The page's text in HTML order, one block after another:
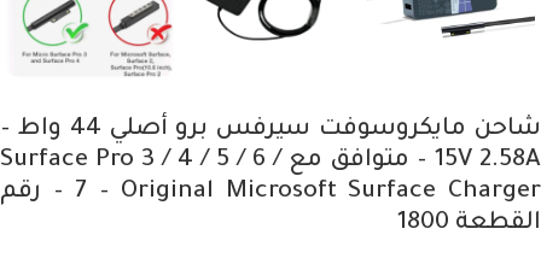
شاحن مايكروسوفت سيرفس برو أصلي 44 واط –
15V 2.58A – متوافق مع Surface Pro 3 / 4 / 5 / 6 /
7 – Original Microsoft Surface Charger – رقم
القطعة 1800